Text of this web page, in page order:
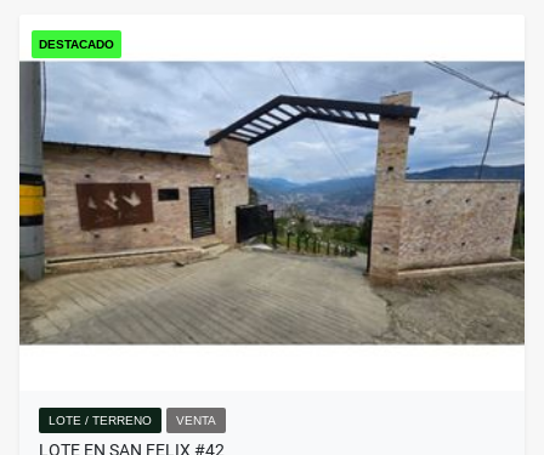
DESTACADO
LOTE / TERRENO VENTA
LOTE EN SAN FELIX #42